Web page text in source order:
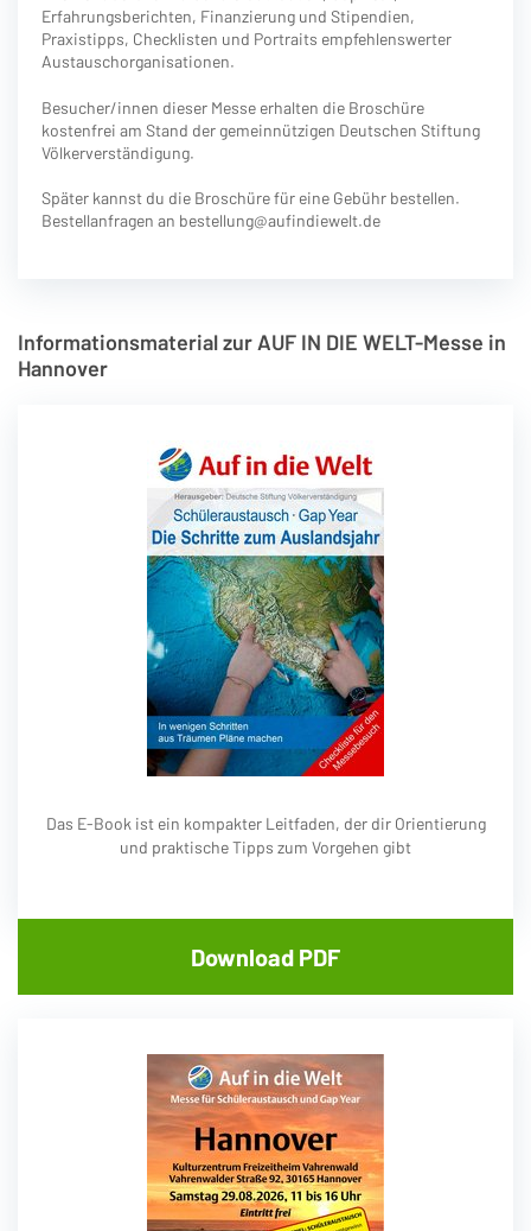
Erfahrungsberichten, Finanzierung und Stipendien,
Praxistipps, Checklisten und Portraits empfehlenswerter
Austauschorganisationen.
Besucher/innen dieser Messe erhalten die Broschüre
kostenfrei am Stand der gemeinnützigen Deutschen Stiftung
Völkerverständigung.
Später kannst du die Broschüre für eine Gebühr bestellen.
Bestellanfragen an bestellung@aufindiewelt.de
Informationsmaterial zur AUF IN DIE WELT-Messe in
Hannover
Das E-Book ist ein kompakter Leitfaden, der dir Orientierung
und praktische Tipps zum Vorgehen gibt
Download PDF